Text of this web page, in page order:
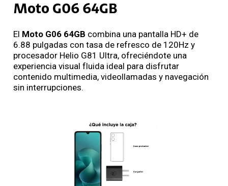
Moto G06 64GB
El Moto G06 64GB combina una pantalla HD+ de
6.88 pulgadas con tasa de refresco de 120Hz y
procesador Helio G81 Ultra, ofreciéndote una
experiencia visual fluida ideal para disfrutar
contenido multimedia, videollamadas y navegación
sin interrupciones.